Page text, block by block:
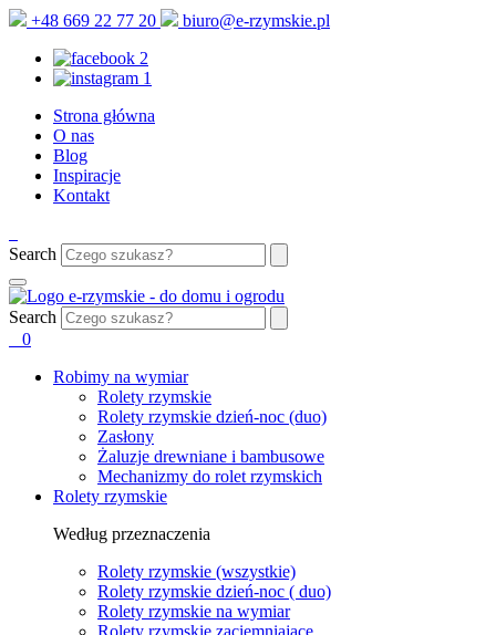
+48 669 22 77 20 biuro@e-rzymskie.pl
Strona główna
O nas
Blog
Inspiracje
Kontakt
Search
Search
0
Robimy na wymiar
Rolety rzymskie
Rolety rzymskie dzień-noc (duo)
Zasłony
Żaluzje drewniane i bambusowe
Mechanizmy do rolet rzymskich
Rolety rzymskie
Według przeznaczenia
Rolety rzymskie (wszystkie)
Rolety rzymskie dzień-noc ( duo)
Rolety rzymskie na wymiar
Rolety rzymskie zaciemniające